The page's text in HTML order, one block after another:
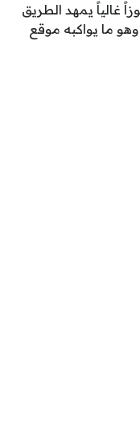
غالياً يمهد الطريق
وهو ما يواكبه موقع